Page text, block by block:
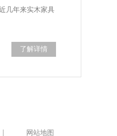
几年来实木家具
了解详情
网站地图